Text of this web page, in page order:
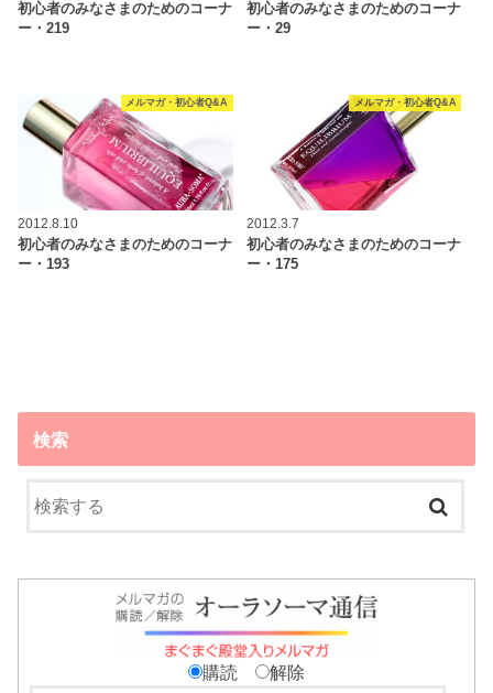
初心者のみなさまのためのコーナ
ー・219
初心者のみなさまのためのコーナ
ー・29
メルマガ・初心者Q&A
2012.8.10
初心者のみなさまのためのコーナ
ー・193
メルマガ・初心者Q&A
2012.3.7
初心者のみなさまのためのコーナ
ー・175
検索
購読 解除